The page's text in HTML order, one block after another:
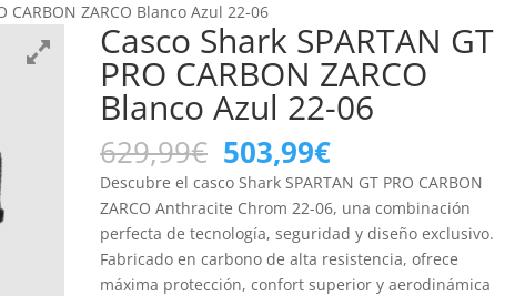
CARBON ZARCO Blanco Azul 22-06
Casco Shark SPARTAN GT
PRO CARBON ZARCO
Blanco Azul 22-06
629,99€ El
precio
original
era:
629,99€.
503,99€El
precio
actual
es:
503,99€.
Descubre el casco Shark SPARTAN GT PRO CARBON
ZARCO Anthracite Chrom 22-06, una combinación
perfecta de tecnología, seguridad y diseño exclusivo.
Fabricado en carbono de alta resistencia, ofrece
máxima protección, confort superior y aerodinámica